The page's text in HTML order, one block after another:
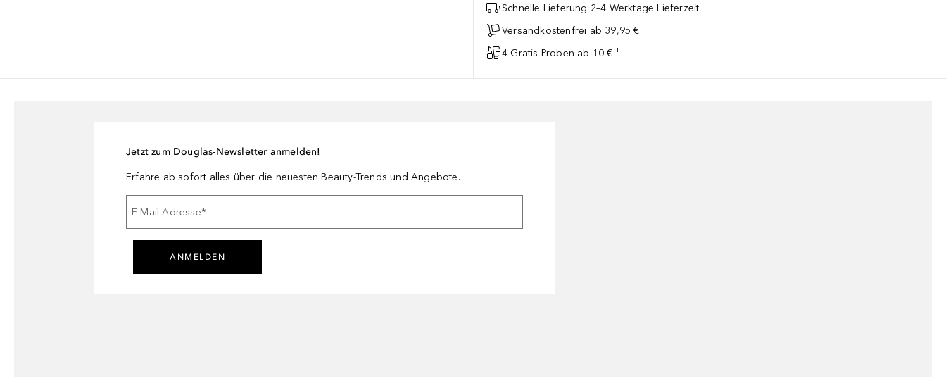
Schnelle Lieferung 2–4 Werktage Lieferzeit
Versandkostenfrei ab 39,95 €
4 Gratis-Proben ab 10 € ¹
Jetzt zum Douglas-Newsletter anmelden!
Erfahre ab sofort alles über die neuesten Beauty-Trends und Angebote.
E-Mail-Adresse*
ANMELDEN